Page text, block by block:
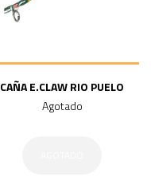
CAÑA E.CLAW RIO PUELO
Agotado